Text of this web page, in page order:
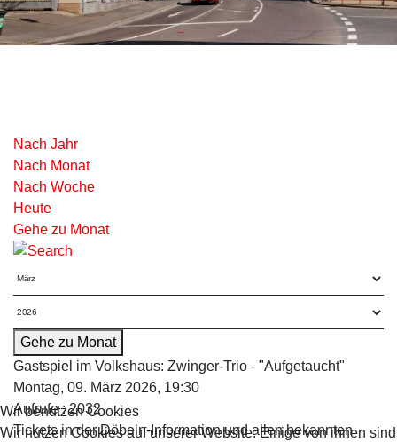
Nach Jahr
Nach Monat
Nach Woche
Heute
Gehe zu Monat
Gehe zu Monat
Gastspiel im Volkshaus: Zwinger-Trio - "Aufgetaucht"
Montag, 09. März 2026, 19:30
Aufrufe: 2032
Tickets in der Döbeln-Information und allen bekannten
Wir benutzen Cookies
Wir nutzen Cookies auf unserer Website. Einige von ihnen sind